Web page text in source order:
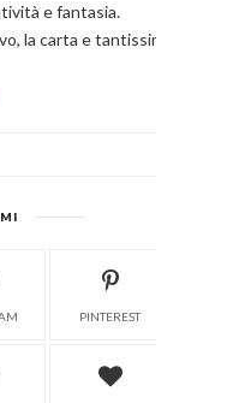
e fantasia.
la carta e tantissimi
PINTEREST